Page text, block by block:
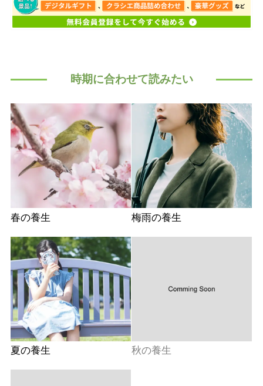
時期に合わせて読みたい
春の養生 梅雨の養生
夏の養生 秋の養生